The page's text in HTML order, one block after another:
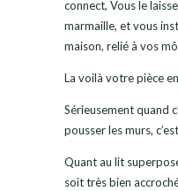
connect, Vous le
marmaille, et vous
maison, relié à vos
La voilà votre pièce
Sérieusement quand
pousser les murs,
Quant au lit
soit très bien